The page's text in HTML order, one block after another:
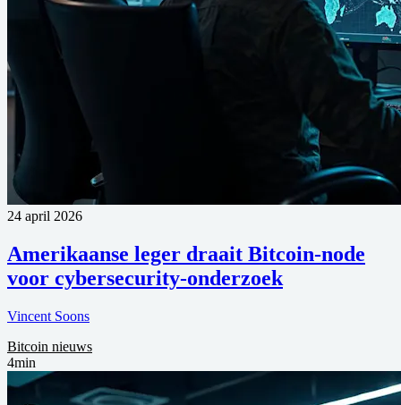
24 april 2026
Amerikaanse leger draait Bitcoin-node
voor cybersecurity-onderzoek
Vincent Soons
Bitcoin nieuws
4min